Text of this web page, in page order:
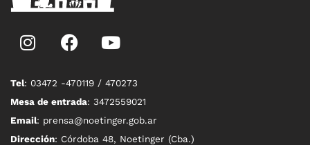
Tel: 03472 -470119 / 470273
Mesa de entrada: 3472559021
Email: prensa@noetinger.gob.ar
Dirección: Córdoba 48, Noetinger (Cba.)